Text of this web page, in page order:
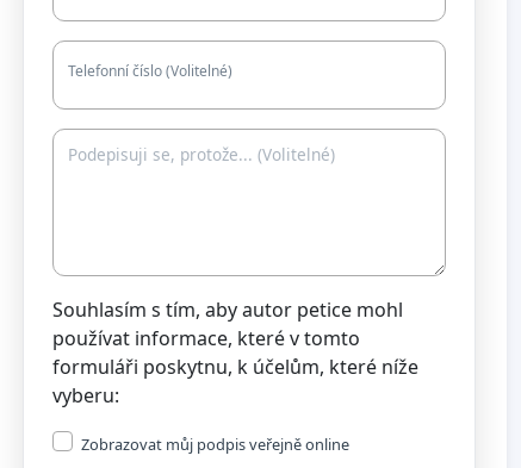
Telefonní číslo (Volitelné)
Souhlasím s tím, aby autor petice mohl
používat informace, které v tomto
formuláři poskytnu, k účelům, které níže
vyberu:
Zobrazovat můj podpis veřejně online